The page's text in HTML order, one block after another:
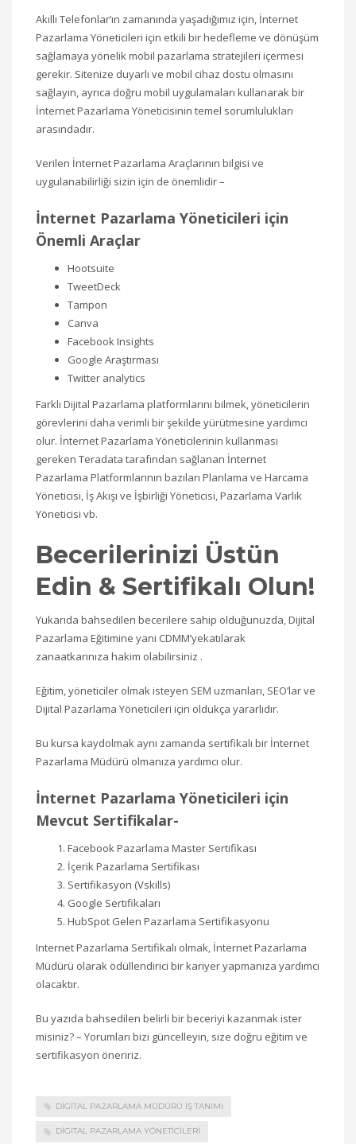
Akıllı Telefonlar’ın zamanında yaşadığımız için, İnternet
Pazarlama Yöneticileri için etkili bir hedefleme ve dönüşüm
sağlamaya yönelik mobil pazarlama stratejileri içermesi
gerekir. Sitenize duyarlı ve mobil cihaz dostu olmasını
sağlayın, ayrıca doğru mobil uygulamaları kullanarak bir
İnternet Pazarlama Yöneticisinin temel sorumlulukları
arasındadır.
Verilen İnternet Pazarlama Araçlarının bilgisi ve
uygulanabilirliği sizin için de önemlidir –
İnternet Pazarlama Yöneticileri için
Önemli Araçlar
Hootsuite
TweetDeck
Tampon
Canva
Facebook Insights
Google Araştırması
Twitter analytics
Farklı Dijital Pazarlama platformlarını bilmek, yöneticilerin
görevlerini daha verimli bir şekilde yürütmesine yardımcı
olur. İnternet Pazarlama Yöneticilerinin kullanması
gereken Teradata tarafından sağlanan İnternet
Pazarlama Platformlarının bazıları Planlama ve Harcama
Yöneticisi, İş Akışı ve İşbirliği Yöneticisi, Pazarlama Varlık
Yöneticisi vb.
Becerilerinizi Üstün
Edin & Sertifikalı Olun!
Yukarıda bahsedilen becerilere sahip olduğunuzda, Dijital
Pazarlama Eğitimine yani CDMM’yekatılarak
zanaatkarınıza hakim olabilirsiniz .
Eğitim, yöneticiler olmak isteyen SEM uzmanları, SEO’lar ve
Dijital Pazarlama Yöneticileri için oldukça yararlıdır.
Bu kursa kaydolmak aynı zamanda sertifikalı bir İnternet
Pazarlama Müdürü olmanıza yardımcı olur.
İnternet Pazarlama Yöneticileri için
Mevcut Sertifikalar-
Facebook Pazarlama Master Sertifikası
İçerik Pazarlama Sertifikası
Sertifikasyon (Vskills)
Google Sertifikaları
HubSpot Gelen Pazarlama Sertifikasyonu
Internet Pazarlama Sertifikalı olmak, İnternet Pazarlama
Müdürü olarak ödüllendirici bir kariyer yapmanıza yardımcı
olacaktır.
Bu yazıda bahsedilen belirli bir beceriyi kazanmak ister
misiniz? – Yorumları bizi güncelleyin, size doğru eğitim ve
sertifikasyon öneririz.
DIGITAL PAZARLAMA MÜDÜRÜ İŞ TANIMI
DIGITAL PAZARLAMA YÖNETICILERI